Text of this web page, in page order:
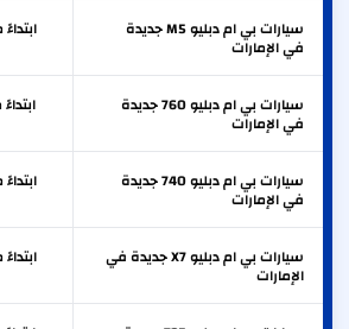
سيارات بي ام دبليو M5 جديدة
في الإمارات
سيارات بي ام دبليو 760 جديدة
في الإمارات
سيارات بي ام دبليو 740 جديدة
في الإمارات
سيارات بي ام دبليو X7 جديدة في
الإمارات